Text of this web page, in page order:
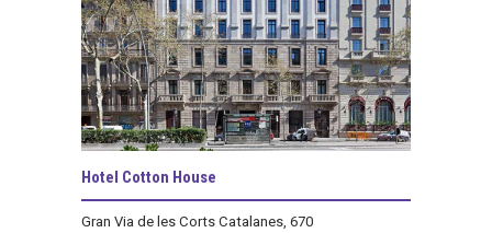
Hotel Cotton House
Gran Via de les Corts Catalanes, 670